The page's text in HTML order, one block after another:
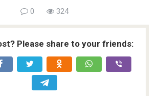
0 324
Please share to your friends: